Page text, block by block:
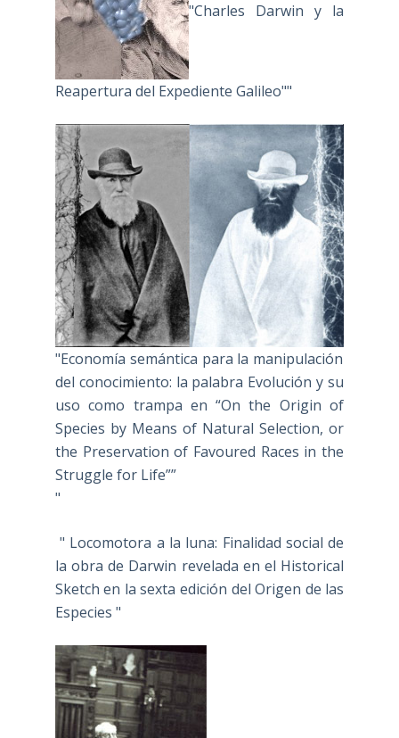
"Charles Darwin y la
Reapertura del Expediente Galileo""
"Economía semántica para la manipulación
del conocimiento: la palabra Evolución y su
uso como trampa en “On the Origin of
Species by Means of Natural Selection, or
the Preservation of Favoured Races in the
Struggle for Life””
"
" Locomotora a la luna: Finalidad social de
la obra de Darwin revelada en el Historical
Sketch en la sexta edición del Origen de las
Especies "